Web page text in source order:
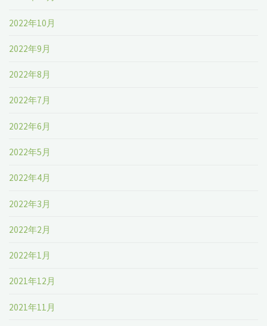
2022年10月
2022年9月
2022年8月
2022年7月
2022年6月
2022年5月
2022年4月
2022年3月
2022年2月
2022年1月
2021年12月
2021年11月